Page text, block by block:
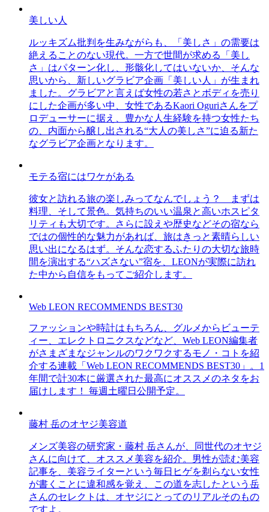
美しい人
ルッキズム批判を生みながらも、「美しさ」の需要は
絶えることのない現代。一方で世間が求める「美し
さ」はパターン化し、形骸化してはいないか、そんな
思いから、新しいグラビア企画「美しい人」が生まれ
ました。グラビアと言えば女性の若さとボディを売り
にした企画が多い中、女性であるKaori Oguriさんをプ
ロデューサーに据え、豊かな人生経験を持つ女性たち
の、内面から醸し出される“大人の美しさ”に迫る新た
なグラビア企画となります。
モテる宿にはワケがある
彼女と訪れる旅の楽しみってなんでしょう？ まずは
料理、そして景色。気持ちのいい温泉と高いホスピタ
リティも大切です。さらに設えや歴史などその宿なら
ではの個性的な魅力があれば、旅はきっと素晴らしい
思い出になるはず。そんな恋するふたりの大切な旅時
間を演出する“ハズさない”宿を、LEONが実際に訪れ
た中から自信をもってご紹介します。
Web LEON RECOMMENDS BEST30
ファッションや時計はもちろん、グルメからビューテ
ィー、エレクトロニクスなどなど、Web LEON編集者
がさまざまなジャンルのワクワクするモノ・コトを紹
介する連載「Web LEON RECOMMENDS BEST30」。1
年間で計30本に厳選された最高にオススメのネタをお
届けします！ 毎週土曜日公開予定。
藤村 岳のオヤジ美容道
メンズ美容の研究家・藤村 岳さんが、同世代のオヤジ
さんに向けて、オススメ美容を紹介。男性が読む美容
記事を、美容ライターという毎日ヒゲを剃らない女性
が書くことに違和感を覚え、この道を志したという岳
さんのセレクトは、オヤジにとってのリアルそのもの
ですよ。